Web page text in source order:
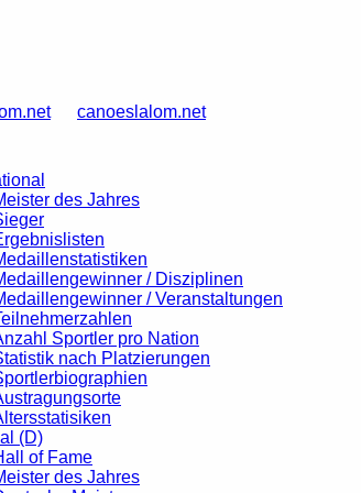
canoeslalom.net
des Jahres
/ Disziplinen
/ Veranstaltungen
Sportler pro Nation
nach Platzierungen
(D)
of Fame
des Jahres